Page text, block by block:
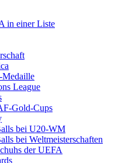
in einer Liste
Medaille
League
Gold-Cups
bei U20-WM
bei Weltmeisterschaften
der UEFA